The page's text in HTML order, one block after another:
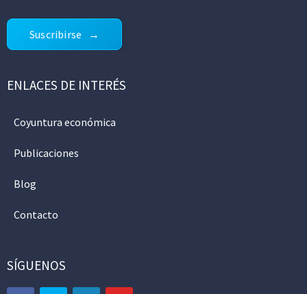
Suscribirse
ENLACES DE INTERÉS
Coyuntura económica
Publicaciones
Blog
Contacto
SÍGUENOS